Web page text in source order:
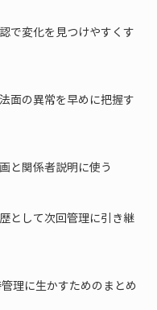
で変化を見つけやすくす
面の異常を早めに把握す
と関係者説明に使う
として次回管理に引き継
理に生かすためのまとめ